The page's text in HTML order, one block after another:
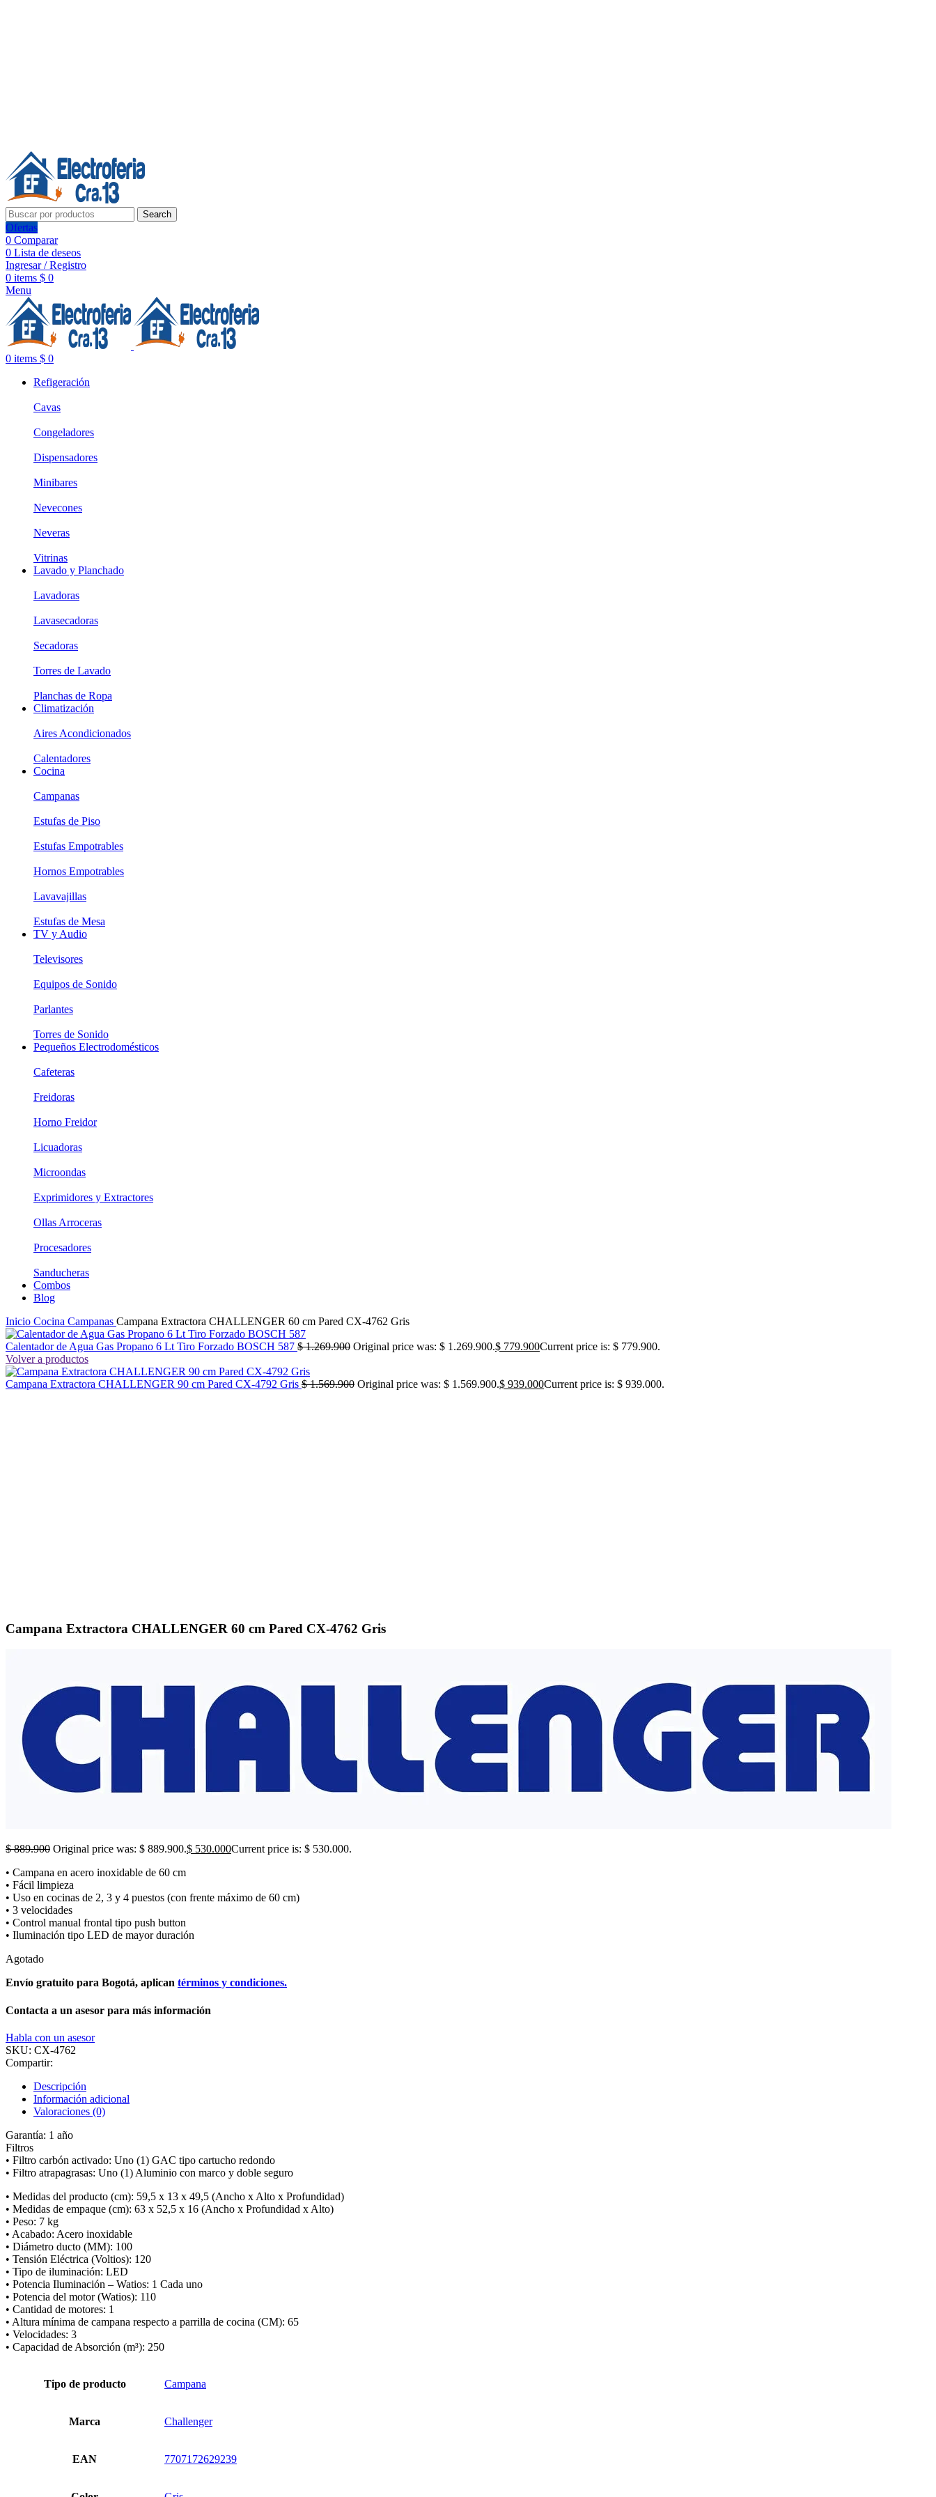
Search
Ofertas
0 Comparar
0 Lista de deseos
Ingresar / Registro
0 items $ 0
Menu
0 items $ 0
Refigeración
Cavas
Congeladores
Dispensadores
Minibares
Nevecones
Neveras
Vitrinas
Lavado y Planchado
Lavadoras
Lavasecadoras
Secadoras
Torres de Lavado
Planchas de Ropa
Climatización
Aires Acondicionados
Calentadores
Cocina
Campanas
Estufas de Piso
Estufas Empotrables
Hornos Empotrables
Lavavajillas
Estufas de Mesa
TV y Audio
Televisores
Equipos de Sonido
Parlantes
Torres de Sonido
Pequeños Electrodomésticos
Cafeteras
Freidoras
Horno Freidor
Licuadoras
Microondas
Exprimidores y Extractores
Ollas Arroceras
Procesadores
Sanducheras
Combos
Blog
Inicio Cocina Campanas Campana Extractora CHALLENGER 60 cm Pared CX-4762 Gris
Calentador de Agua Gas Propano 6 Lt Tiro Forzado BOSCH 587 $1.269.900 Original price was: $ 1.269.900.$ 779.900Current price is: $ 779.900.
Volver a productos
Campana Extractora CHALLENGER 90 cm Pared CX-4792 Gris $1.569.900 Original price was: $ 1.569.900.$ 939.000Current price is: $ 939.000.
Campana Extractora CHALLENGER 60 cm Pared CX-4762 Gris
$889.900 Original price was: $ 889.900.$ 530.000Current price is: $ 530.000.
• Campana en acero inoxidable de 60 cm
• Fácil limpieza
• Uso en cocinas de 2, 3 y 4 puestos (con frente máximo de 60 cm)
• 3 velocidades
• Control manual frontal tipo push button
• Iluminación tipo LED de mayor duración
Agotado
Envío gratuito para Bogotá, aplican términos y condiciones.
Contacta a un asesor para más información
Habla con un asesor
SKU: CX-4762
Compartir:
Descripción
Información adicional
Valoraciones (0)
Garantía: 1 año
Filtros
• Filtro carbón activado: Uno (1) GAC tipo cartucho redondo
• Filtro atrapagrasas: Uno (1) Aluminio con marco y doble seguro
• Medidas del producto (cm): 59,5 x 13 x 49,5 (Ancho x Alto x Profundidad)
• Medidas de empaque (cm): 63 x 52,5 x 16 (Ancho x Profundidad x Alto)
• Peso: 7 kg
• Acabado: Acero inoxidable
• Diámetro ducto (MM): 100
• Tensión Eléctrica (Voltios): 120
• Tipo de iluminación: LED
• Potencia Iluminación – Watios: 1 Cada uno
• Potencia del motor (Watios): 110
• Cantidad de motores: 1
• Altura mínima de campana respecto a parrilla de cocina (CM): 65
• Velocidades: 3
• Capacidad de Absorción (m³): 250
Tipo de producto Campana
Marca Challenger
EAN 7707172629239